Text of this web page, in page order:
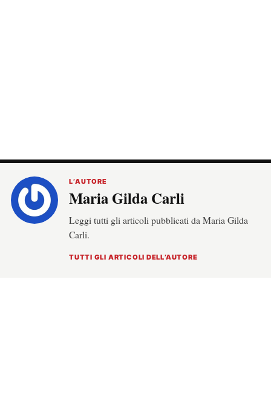
L’AUTORE
Maria Gilda Carli
Leggi tutti gli articoli pubblicati da Maria Gilda
Carli.
TUTTI GLI ARTICOLI DELL’AUTORE